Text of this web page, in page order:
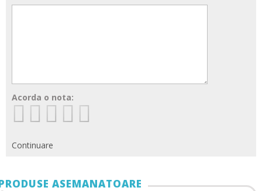
Acorda o nota:
Continuare
ASEMANATOARE